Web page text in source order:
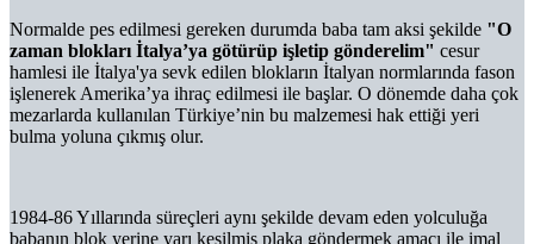
Normalde pes edilmesi gereken durumda baba tam aksi şekilde "O
zaman blokları İtalya’ya götürüp işletip gönderelim" cesur
hamlesi ile İtalya'ya sevk edilen blokların İtalyan normlarında fason
işlenerek Amerika’ya ihraç edilmesi ile başlar. O dönemde daha çok
mezarlarda kullanılan Türkiye’nin bu malzemesi hak ettiği yeri
bulma yoluna çıkmış olur.
1984-86 Yıllarında süreçleri aynı şekilde devam eden yolculuğa
babanın blok yerine yarı kesilmiş plaka göndermek amacı ile imal